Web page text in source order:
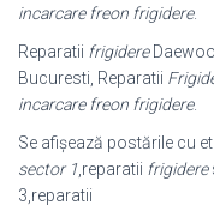
incarcare freon frigidere.
Reparatii frigidere
Bucuresti, Reparatii
incarcare freon frigidere.
Se afișează postările cu
sector 1 reparatii frigidere
3,reparatii